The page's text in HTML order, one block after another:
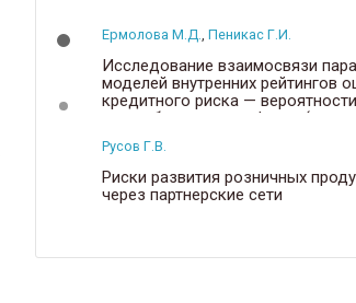
Ермолова М.Д., Пеникас Г.И.
Исследование взаимосвязи
моделей внутренних рейтингов
кредитного риска —
доли убытка при дефолте (часть
Русов Г.В.
Риски развития розничных
через партнерские сети